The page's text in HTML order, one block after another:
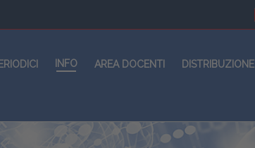
INFO AREA DOCENTI DISTRIBUZIONE